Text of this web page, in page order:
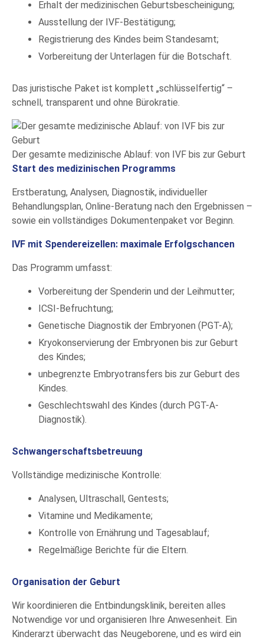
Erhalt der medizinischen Geburtsbescheinigung;
Ausstellung der IVF-Bestätigung;
Registrierung des Kindes beim Standesamt;
Vorbereitung der Unterlagen für die Botschaft.
Das juristische Paket ist komplett „schlüsselfertig“ –
schnell, transparent und ohne Bürokratie.
Der gesamte medizinische Ablauf: von IVF bis zur Geburt
Start des medizinischen Programms
Erstberatung, Analysen, Diagnostik, individueller
Behandlungsplan, Online-Beratung nach den Ergebnissen –
sowie ein vollständiges Dokumentenpaket vor Beginn.
IVF mit Spendereizellen: maximale Erfolgschancen
Das Programm umfasst:
Vorbereitung der Spenderin und der Leihmutter;
ICSI-Befruchtung;
Genetische Diagnostik der Embryonen (PGT-A);
Kryokonservierung der Embryonen bis zur Geburt
des Kindes;
unbegrenzte Embryotransfers bis zur Geburt des
Kindes.
Geschlechtswahl des Kindes (durch PGT-A-
Diagnostik).
Schwangerschaftsbetreuung
Vollständige medizinische Kontrolle:
Analysen, Ultraschall, Gentests;
Vitamine und Medikamente;
Kontrolle von Ernährung und Tagesablauf;
Regelmäßige Berichte für die Eltern.
Organisation der Geburt
Wir koordinieren die Entbindungsklinik, bereiten alles
Notwendige vor und organisieren Ihre Anwesenheit. Ein
Kinderarzt überwacht das Neugeborene, und es wird ein